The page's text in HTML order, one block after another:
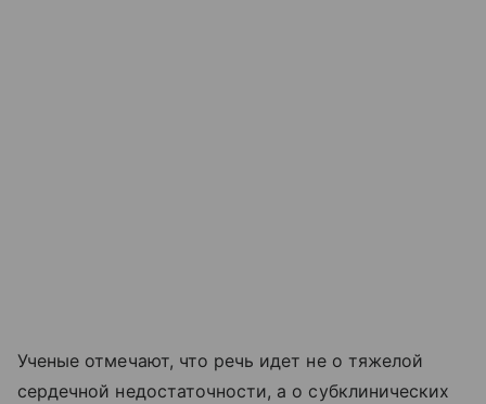
Ученые отмечают, что речь идет не о тяжелой
сердечной недостаточности, а о субклинических